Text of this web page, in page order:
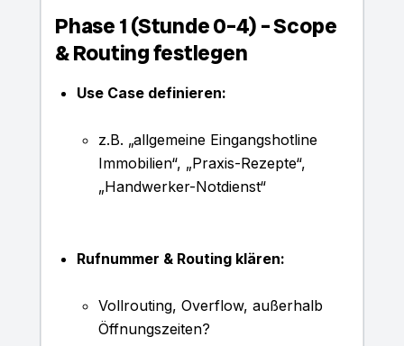
Phase 1 (Stunde 0–4) – Scope
& Routing festlegen
Use Case definieren:
z.B. „allgemeine Eingangshotline
Immobilien“, „Praxis-Rezepte“,
„Handwerker-Notdienst“
Rufnummer & Routing klären:
Vollrouting, Overflow, außerhalb
Öffnungszeiten?